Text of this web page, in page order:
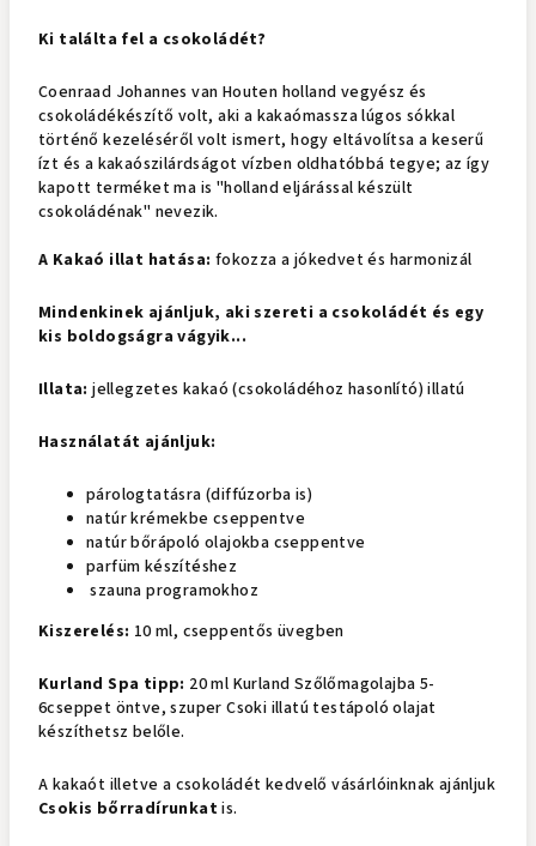
Ki találta fel a csokoládét?
Coenraad Johannes van Houten holland vegyész és
csokoládékészítő volt, aki a kakaómassza lúgos sókkal
történő kezeléséről volt ismert, hogy eltávolítsa a keserű
ízt és a kakaószilárdságot vízben oldhatóbbá tegye; az így
kapott terméket ma is "holland eljárással készült
csokoládénak" nevezik.
A Kakaó illat hatása: fokozza a jókedvet és harmonizál
Mindenkinek ajánljuk, aki szereti a csokoládét és egy
kis boldogságra vágyik...
Illata: jellegzetes kakaó (csokoládéhoz hasonlító) illatú
Használatát ajánljuk:
párologtatásra (diffúzorba is)
natúr krémekbe cseppentve
natúr bőrápoló olajokba cseppentve
parfüm készítéshez
szauna programokhoz
Kiszerelés: 10 ml, cseppentős üvegben
Kurland Spa tipp: 20 ml Kurland Szőlőmagolajba 5-
6cseppet öntve, szuper Csoki illatú testápoló olajat
készíthetsz belőle.
A kakaót illetve a csokoládét kedvelő vásárlóinknak ajánljuk
Csokis bőrradírunkatis.